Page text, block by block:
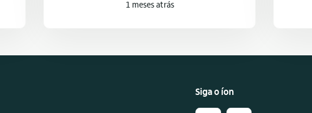
1 meses atrás
Siga o íon